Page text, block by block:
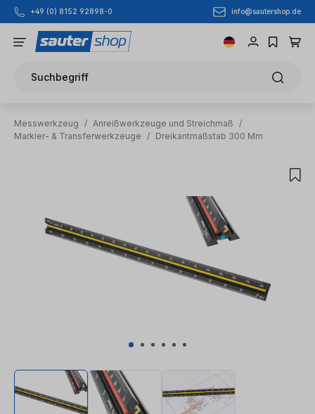
Zum Hauptinhalt springen
+49 (0) 8152 92898-0 info@sautershop.de
Suchbegriff
Messwerkzeug / Anreißwerkzeuge und Streichmaß
/
Markier- & Transferwerkzeuge
/ Dreikantmaßstab 300 Mm